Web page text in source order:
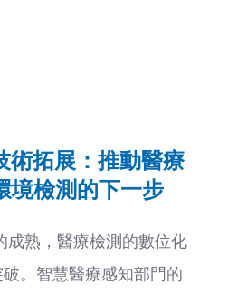
術拓展：推動醫療
境檢測的下一步
成熟，醫療檢測的數位化
。智慧醫療感知部門的